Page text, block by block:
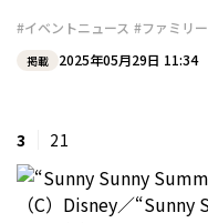
#イベントニュース #ファミリー
掲載 2025年05月29日 11:34
3 21